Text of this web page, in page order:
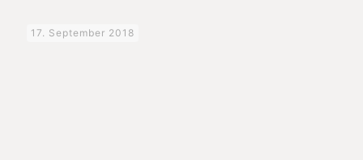
17. September 2018